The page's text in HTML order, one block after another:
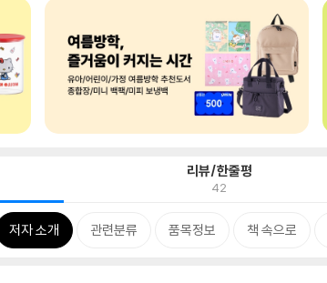
리뷰/한줄평
42
저자 소개 관련분류 품목정보 책 속으로